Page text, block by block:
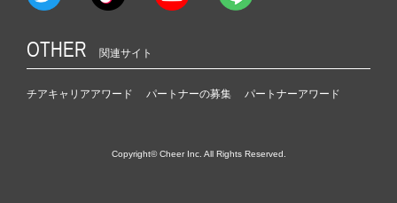
OTHER 関連サイト
チアキャリアアワード パートナーの募集 パートナーアワード
Copyright© Cheer Inc. All Rights Reserved.